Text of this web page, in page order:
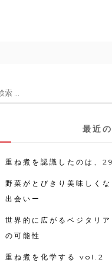
最近
重ね煮を認識したのは、
野菜がとびきり美味しく
出会いー
世界的に広がるベジタリ
の可能性
重ね煮を化学する vol.2